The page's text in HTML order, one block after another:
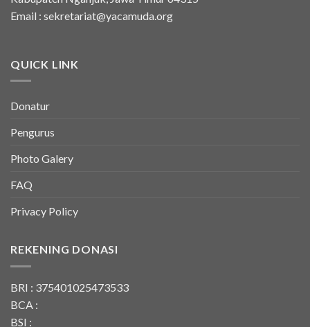
Email : sekretariat@yacamuda.org
QUICK LINK
Donatur
Pengurus
Photo Galery
FAQ
Privacy Policy
REKENING DONASI
BRI : 375401025473533
BCA :
BSI :